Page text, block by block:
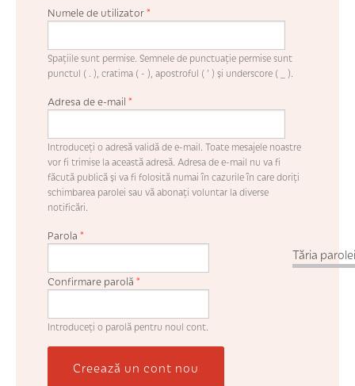
Numele de utilizator*
Spaţiile sunt permise. Semnele de punctuaţie permise sunt
punctul ( . ), cratima ( - ), apostroful ( ' ) şi underscore ( _ ).
Adresa de e-mail *
Introduceţi o adresă validă de e-mail. Toate mesajele noastre
vor fi trimise la această adresă. Adresa de e-mail nu va fi
făcută publică şi va fi folosită numai în cazurile în care doriţi
schimbarea parolei sau vă abonaţi voluntar la diverse
notificări.
Tăria
Parola *
Confirmare parolă *
Introduceţi o parolă pentru noul cont.
Creează un cont nou